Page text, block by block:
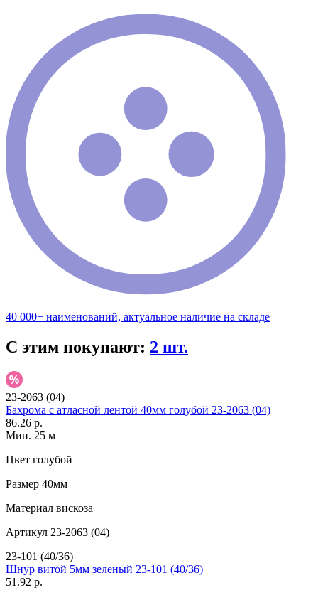
40 000+ наименований, актуальное наличие на складе
С этим покупают: 2 шт.
23-2063 (04)
Бахрома с атласной лентой 40мм голубой 23-2063 (04)
86.26 р.
Мин. 25 м
Цвет голубой
Размер 40мм
Материал вискоза
Артикул 23-2063 (04)
23-101 (40/36)
Шнур витой 5мм зеленый 23-101 (40/36)
51.92 р.